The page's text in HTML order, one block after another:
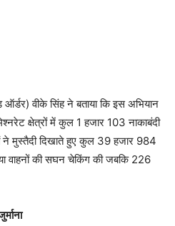
वीके सिंह ने बताया कि इस अभियान
क्षेत्रों में कुल 1 हजार 103 नाकाबंदी
ने मुस्तैदी दिखाते हुए कुल 39 हजार 984
वाहनों की सघन चेकिंग की जबकि 226